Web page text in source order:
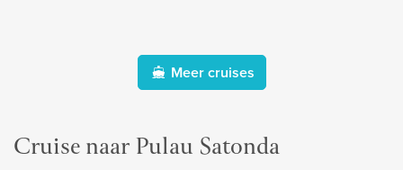
Meer cruises
Cruise naar Pulau Satonda